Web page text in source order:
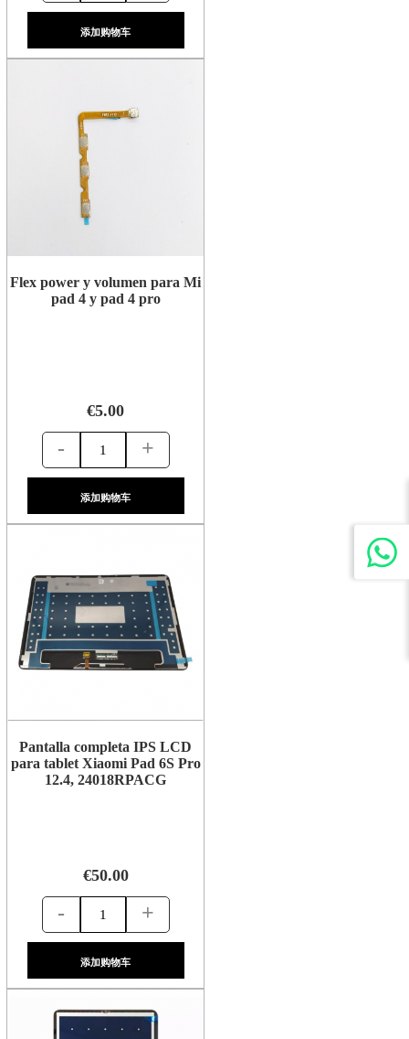
添加购物车
Flex power y volumen para Mi
pad 4 y pad 4 pro
€5.00
- +
添加购物车
Pantalla completa IPS LCD
para tablet Xiaomi Pad 6S Pro
12.4, 24018RPACG
€50.00
- +
添加购物车